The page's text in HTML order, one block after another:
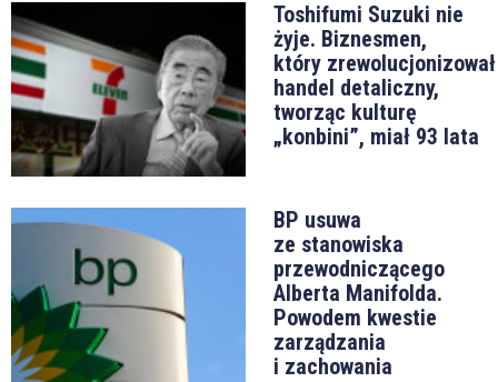
Toshifumi Suzuki nie
żyje. Biznesmen,
który zrewolucjonizował
handel detaliczny,
tworząc kulturę
„konbini”, miał 93 lata
BP usuwa
ze stanowiska
przewodniczącego
Alberta Manifolda.
Powodem kwestie
zarządzania
i zachowania